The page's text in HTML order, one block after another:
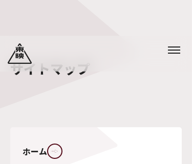
サイトマップ